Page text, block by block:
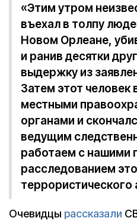
«Этим утром
въехал в толпу
Новом Орлеане,
и ранив десятки
выдержку из
Затем этот человек
местными
органами и
ведущим
работаем с нашими
расследованием
террористического
Очевидцы рассказали